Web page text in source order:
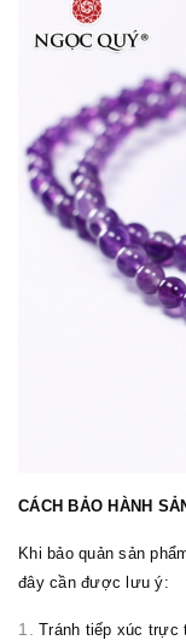
CÁCH BẢO HÀNH
Khi bảo quản sản
đây cần được lưu ý:
Tránh tiếp xúc trực